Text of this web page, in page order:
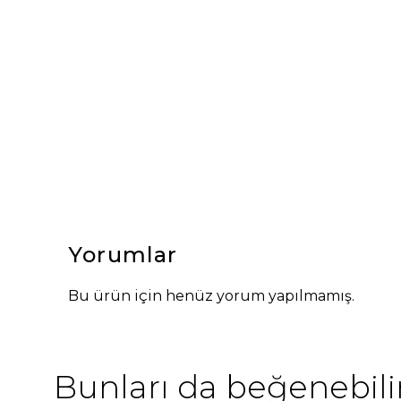
Yorumlar
Bu ürün için henüz yorum yapılmamış.
Bunları da